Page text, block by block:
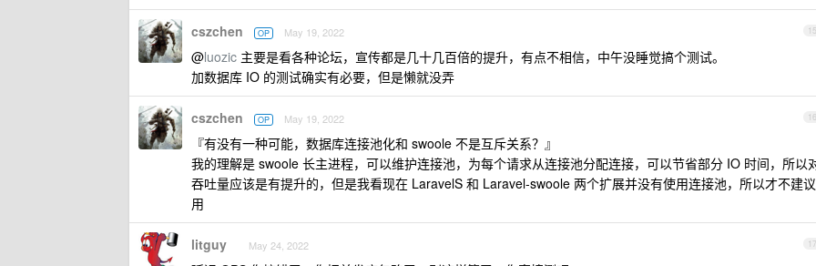
15
cszchen OP May 19, 2022
@luozic 主要是看各种论坛，宣传都是几十几百倍的提升，有点不相信，中午没睡觉搞个测试。
加数据库 IO 的测试确实有必要，但是懒就没弄
16
cszchen OP May 19, 2022
『有没有一种可能，数据库连接池化和 swoole 不是互斥关系？』
我的理解是 swoole 长主进程，可以维护连接池，为每个请求从连接池分配连接，可以节省部分 IO 时间，所以
吞吐量应该是有提升的，但是我看现在 LaravelS 和 Laravel-swoole 两个扩展并没有使用连接池，所以才不建议
用
17
litguy May 24, 2022